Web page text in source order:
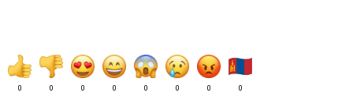
0 0 0 0 0 0 0 0